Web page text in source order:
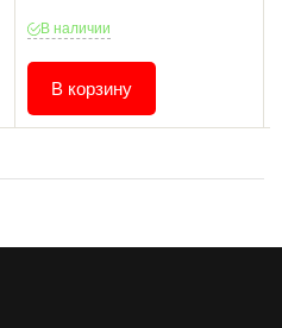
В наличии
В корзину